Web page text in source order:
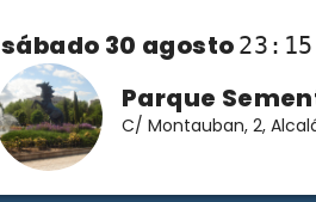
sábado 30 agosto 23:15
Parque
C/ Montauban, 2,